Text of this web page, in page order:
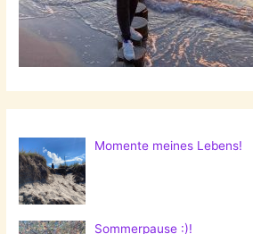
Momente meines Lebens!
Sommerpause :)!